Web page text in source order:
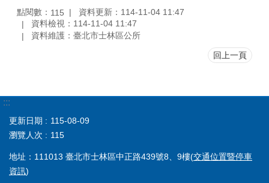
點閱數： 115
資料更新：114-11-04 11:47
資料檢視：114-11-04 11:47
資料維護：臺北市士林區公所
回上一頁
:::
更新日期
115-08-09
瀏覽人次
115
地址：111013 臺北市士林區中正路439號8、9樓(交通位置暨停車
資訊)